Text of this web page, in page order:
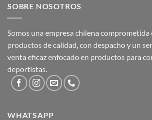
SOBRE NOSOTROS
Somos una empresa chilena comprometida
productos de calidad, con despacho y un
venta eficaz enfocado en productos para
deportistas.
WHATSAPP